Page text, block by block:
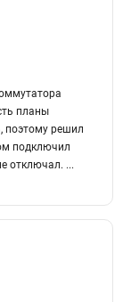
планы
решил
подключил
отключал. ...